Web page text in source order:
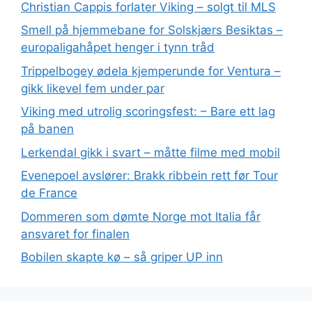
Christian Cappis forlater Viking – solgt til MLS
Smell på hjemmebane for Solskjærs Besiktas –
europaligahåpet henger i tynn tråd
Trippelbogey ødela kjemperunde for Ventura –
gikk likevel fem under par
Viking med utrolig scoringsfest: – Bare ett lag
på banen
Lerkendal gikk i svart – måtte filme med mobil
Evenepoel avslører: Brakk ribbein rett før Tour
de France
Dommeren som dømte Norge mot Italia får
ansvaret for finalen
Bobilen skapte kø – så griper UP inn